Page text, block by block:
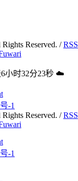
Rights Reserved. /RSS
6小时32分23秒 ☁️
-1
Rights Reserved. /RSS
-1